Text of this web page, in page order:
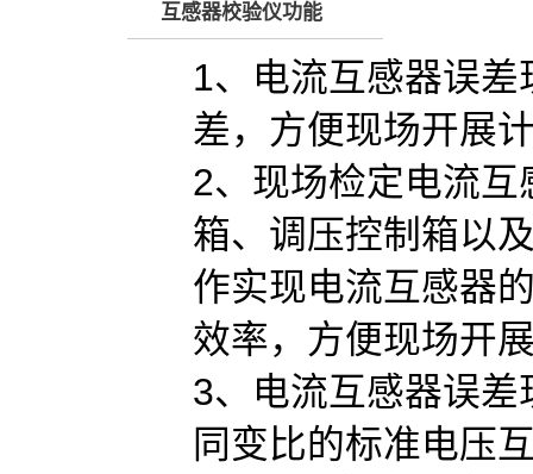
互感器校验仪功能
1、电流互感器误
差，方便现场开展
2、现场检定电流
箱、调压控制箱以
作实现电流互感器
效率，方便现场开
3、电流互感器误
同变比的标准电压